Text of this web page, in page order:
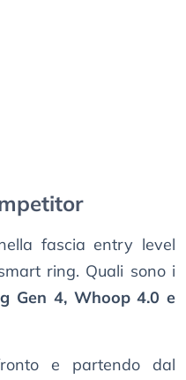
fascia entry level
ring. Quali sono i
Gen 4, Whoop 4.0 e
e partendo dal